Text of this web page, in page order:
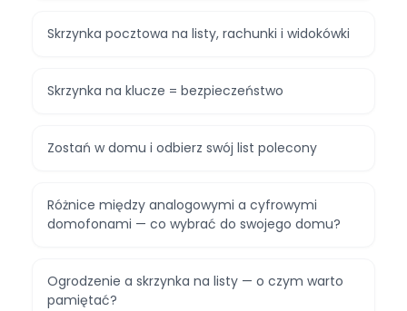
Skrzynka pocztowa na listy, rachunki i widokówki
Skrzynka na klucze = bezpieczeństwo
Zostań w domu i odbierz swój list polecony
Różnice między analogowymi a cyfrowymi
domofonami — co wybrać do swojego domu?
Ogrodzenie a skrzynka na listy — o czym warto
pamiętać?